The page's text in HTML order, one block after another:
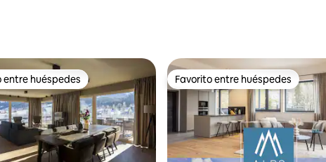
de 5, 26 reseñas
entre huéspedes
entre huéspedes Favorito entre huéspedes
Favorito entre huéspedes